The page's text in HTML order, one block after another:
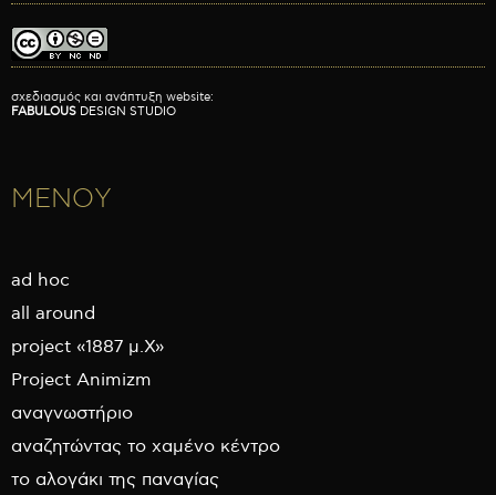
σχεδιασμός και ανάπτυξη website:
FABULOUS DESIGN STUDIO
ΜΕΝΟΥ
ad hoc
all around
project «1887 μ.Χ»
Project Animizm
αναγνωστήριο
αναζητώντας το χαμένο κέντρο
το αλογάκι της παναγίας